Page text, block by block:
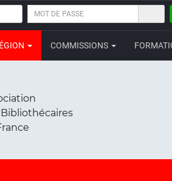
MOT
PASSECOMMISSIONS